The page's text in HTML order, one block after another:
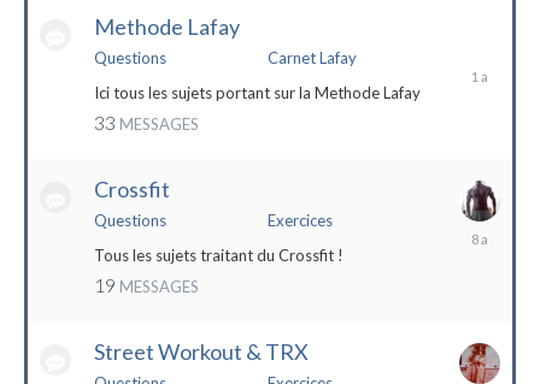
Methode Lafay
Questions
Carnet Lafay
Ici tous les sujets portant sur la Methode Lafay
33 MESSAGES
2023
Crossfit
Questions
Exercices
Tous les sujets traitant du Crossfit !
19 MESSAGES
27
Street Workout & TRX